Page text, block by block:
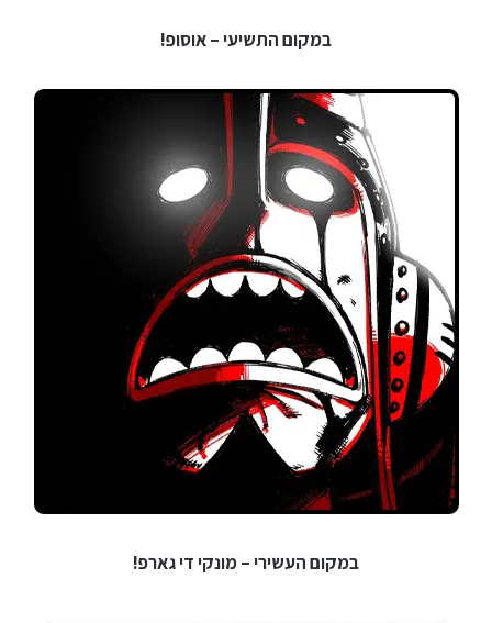
במקום התשיעי – אוסופ!
במקום העשירי – מונקי די גארפ!